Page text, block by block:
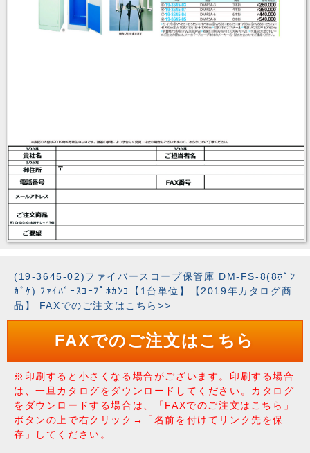
(19-3645-02)ファイバースコープ保管庫 DM-FS-8(8ﾎﾟﾝ
ｶﾞｹ) ﾌｧｲﾊﾞｰｽｺｰﾌﾟﾎｶﾝｺ【1台単位】【2019年カタログ商
品】 FAXでのご注文はこちら>>
FAXでのご注文はこちら
※印刷すると小さくなる場合がございます。印刷する場合
は、一旦カタログをダウンロードしてください。カタログ
をダウンロードする場合は、「FAXでのご注文はこちら」
ボタンの上で右クリック→「名前を付けてリンク先を保
存」してください。